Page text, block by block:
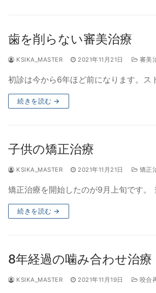
歯を削らない審美治療
KSIKA_MASTER 2021年11月21日 審美
初診は今から6年ほど前になります。ス
続きを読む →
子供の矯正治療
KSIKA_MASTER 2021年11月21日 矯正
矯正治療を開始したのが9月上旬です。
続きを読む →
8年経過の噛み合わせ治療
KSIKA_MASTER 2021年11月19日 咬合